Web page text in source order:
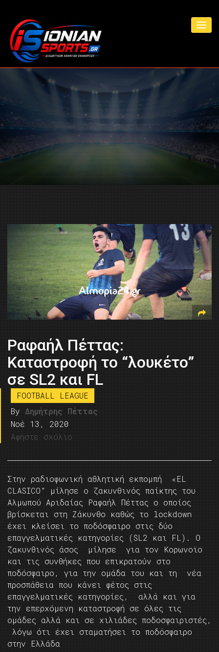
Ραφαήλ Πέττας:
Kαταστροφή το “λουκέτο”
σε SL2 και FL
FOOTBALL LEAGUE
By Δημήτρης Πέττας
Νοέ 13, 2020
Αφήστε σχόλιο
Στην ραδιοφωνική αθλητική εκπομπή «EL
CLASICO” μίλησε ο ζακυνθινός παίκτης του
Αλμωπού Αριδαίας Ραφαήλ Πέττας ο οποίος
βρίσκεται στη Ζάκυνθο καθώς το lockdown
έχει κλείσει το ποδόσφαιρο στις δύο
επαγγελματικές κατηγορίες (SL2 και FL). O
ζακυνθινός άσος μίλησε για τον Κορωνοϊο
και τις συνθήκες που επικρατούν στο
ποδόσφαιρο, για την ομάδα του και τη νέα
προσπάθεια που κάνει φέτος στις
επαγγελματικές κατηγορίες, αλλά και για
την επερχόμενη καταστροφή σε όλες τις
ομάδες αλλά και σε χιλιάδες ποδοσφαιριστές,
λόγω ότι έχει σταματήσει το ποδόσφαιρο
στην Ελλάδα